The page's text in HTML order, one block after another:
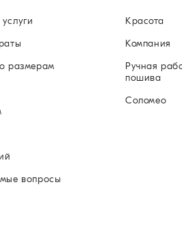
размерам
вопросы
Красота
Компания
Ручная
пошива
Соломео